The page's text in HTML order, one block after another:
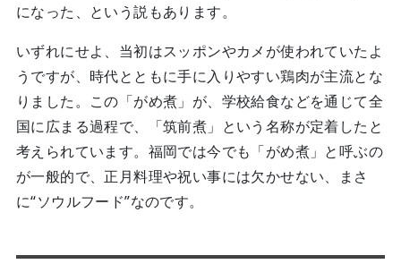
になった、という説もあります。
いずれにせよ、当初はスッポンやカメが使われていたよ
うですが、時代とともに手に入りやすい鶏肉が主流とな
りました。この「がめ煮」が、学校給食などを通じて全
国に広まる過程で、「筑前煮」という名称が定着したと
考えられています。福岡では今でも「がめ煮」と呼ぶの
が一般的で、正月料理や祝い事には欠かせない、まさ
に“ソウルフード”なのです。